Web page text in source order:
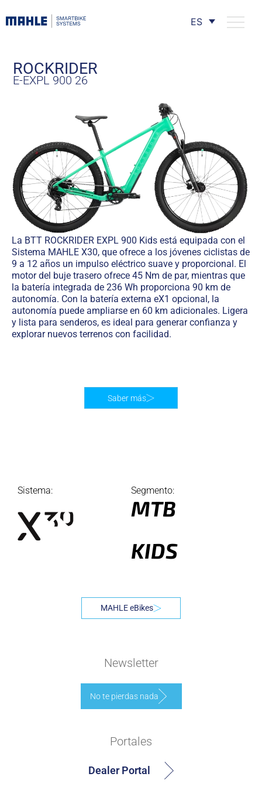
ES
ROCKRIDER
E-EXPL 900 26
La BTT ROCKRIDER EXPL 900 Kids está equipada con el
Sistema MAHLE X30, que ofrece a los jóvenes ciclistas de
9 a 12 años un impulso eléctrico suave y proporcional. El
motor del buje trasero ofrece 45 Nm de par, mientras que
la batería integrada de 236 Wh proporciona 90 km de
autonomía. Con la batería externa eX1 opcional, la
autonomía puede ampliarse en 60 km adicionales. Ligera
y lista para senderos, es ideal para generar confianza y
explorar nuevos terrenos con facilidad.
Sistema: Segmento:
MTB
KIDS
Saber más
MAHLE eBikes
Newsletter
No te pierdas nada
Portales
Dealer Portal